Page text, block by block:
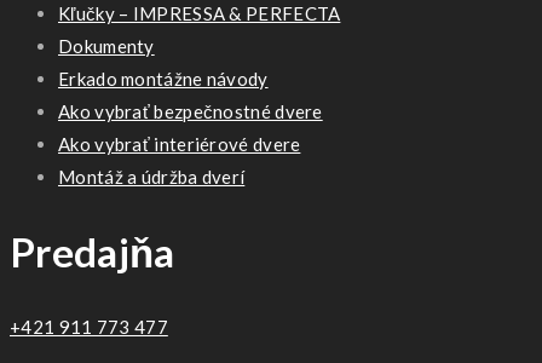
Kľučky – IMPRESSA & PERFECTA
Dokumenty
Erkado montážne návody
Ako vybrať bezpečnostné dvere
Ako vybrať interiérové dvere
Montáž a údržba dverí
Predajňa
+421 911 773 477